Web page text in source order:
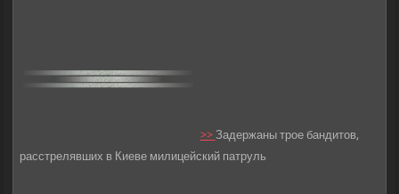
>>Задержаны трое бандитов,
расстрелявших в Киеве милицейский патруль